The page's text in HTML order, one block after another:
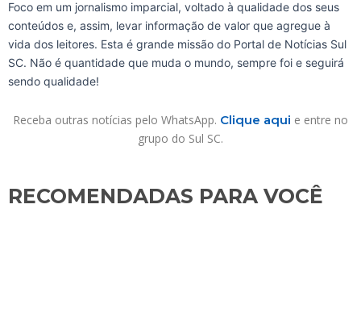
Foco em um jornalismo imparcial, voltado à qualidade dos seus
conteúdos e, assim, levar informação de valor que agregue à
vida dos leitores. Esta é grande missão do Portal de Notícias Sul
SC. Não é quantidade que muda o mundo, sempre foi e seguirá
sendo qualidade!
Receba outras notícias pelo WhatsApp. Clique aqui e entre no
grupo do Sul SC.
RECOMENDADAS PARA VOCÊ​